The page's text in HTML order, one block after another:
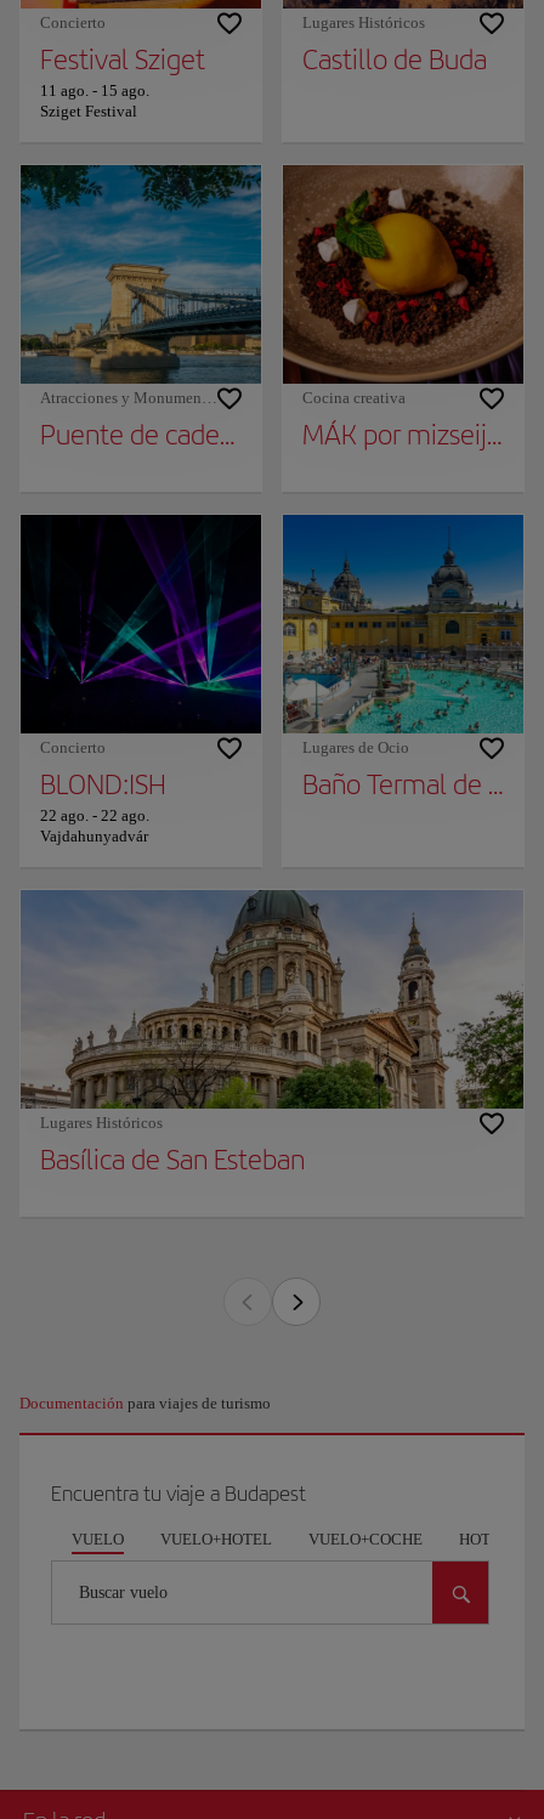
Concierto
Festival Sziget
11 ago. - 15 ago.
Sziget Festival
Lugares Históricos
Castillo de Buda
Atracciones y Monumentos
Puente de cadenas
Cocina creativa
MÁK por mizseijani
Concierto
BLOND:ISH
22 ago. - 22 ago.
Vajdahunyadvár
Lugares de Ocio
Baño Termal de
Lugares Históricos
Basílica de San Esteban
Documentación para viajes de turismo
Encuentra tu viaje a Budapest
VUELO VUELO+HOTEL VUELO+COCHE HOTEL
Buscar vuelo